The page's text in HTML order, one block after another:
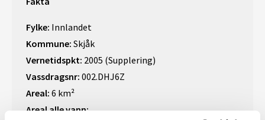
Fylke: Innlandet
Kommune: Skjåk
Vernetidspkt: 2005 (Supplering)
Vassdragsnr: 002.DHJ6Z
Areal: 6 km²
Areal alle vann: